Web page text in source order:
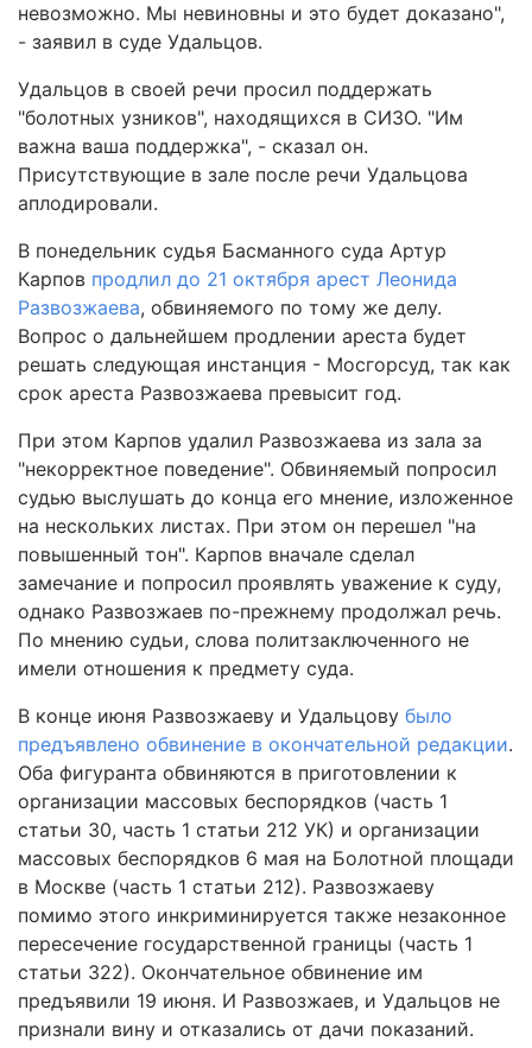
невозможно. Мы невиновны и это будет доказано",
- заявил в суде Удальцов.
Удальцов в своей речи просил поддержать
"болотных узников", находящихся в СИЗО. "Им
важна ваша поддержка", - сказал он.
Присутствующие в зале после речи Удальцова
аплодировали.
В понедельник судья Басманного суда Артур
Карпов продлил до 21 октября арест Леонида
Развозжаева, обвиняемого по тому же делу.
Вопрос о дальнейшем продлении ареста будет
решать следующая инстанция - Мосгорсуд, так как
срок ареста Развозжаева превысит год.
При этом Карпов удалил Развозжаева из зала за
"некорректное поведение". Обвиняемый попросил
судью выслушать до конца его мнение, изложенное
на нескольких листах. При этом он перешел "на
повышенный тон". Карпов вначале сделал
замечание и попросил проявлять уважение к суду,
однако Развозжаев по-прежнему продолжал речь.
По мнению судьи, слова политзаключенного не
имели отношения к предмету суда.
В конце июня Развозжаеву и Удальцову было
предъявлено обвинение в окончательной редакции.
Оба фигуранта обвиняются в приготовлении к
организации массовых беспорядков (часть 1
статьи 30, часть 1 статьи 212 УК) и организации
массовых беспорядков 6 мая на Болотной площади
в Москве (часть 1 статьи 212). Развозжаеву
помимо этого инкриминируется также незаконное
пересечение государственной границы (часть 1
статьи 322). Окончательное обвинение им
предъявили 19 июня. И Развозжаев, и Удальцов не
признали вину и отказались от дачи показаний.